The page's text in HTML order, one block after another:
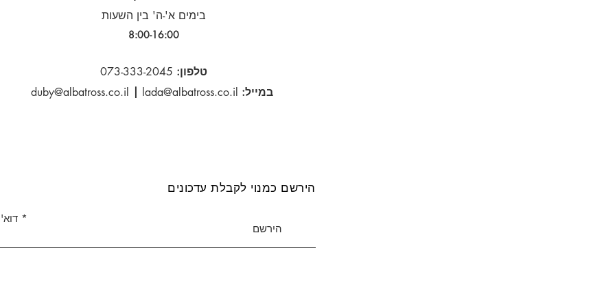
בימים א'-ה' בין השעות
8:00-16:00​
טלפון:
במייל:
duby@albatross.co.il | lada@albatross.co.il
הירשם כמנוי לקבלת עדכונים
הירשם